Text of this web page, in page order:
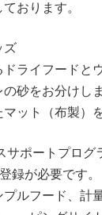
おります。
ズ
ライフードと
砂をお分けしま
ット（布製）
サポートプログ
が必要です。
ルフード、計